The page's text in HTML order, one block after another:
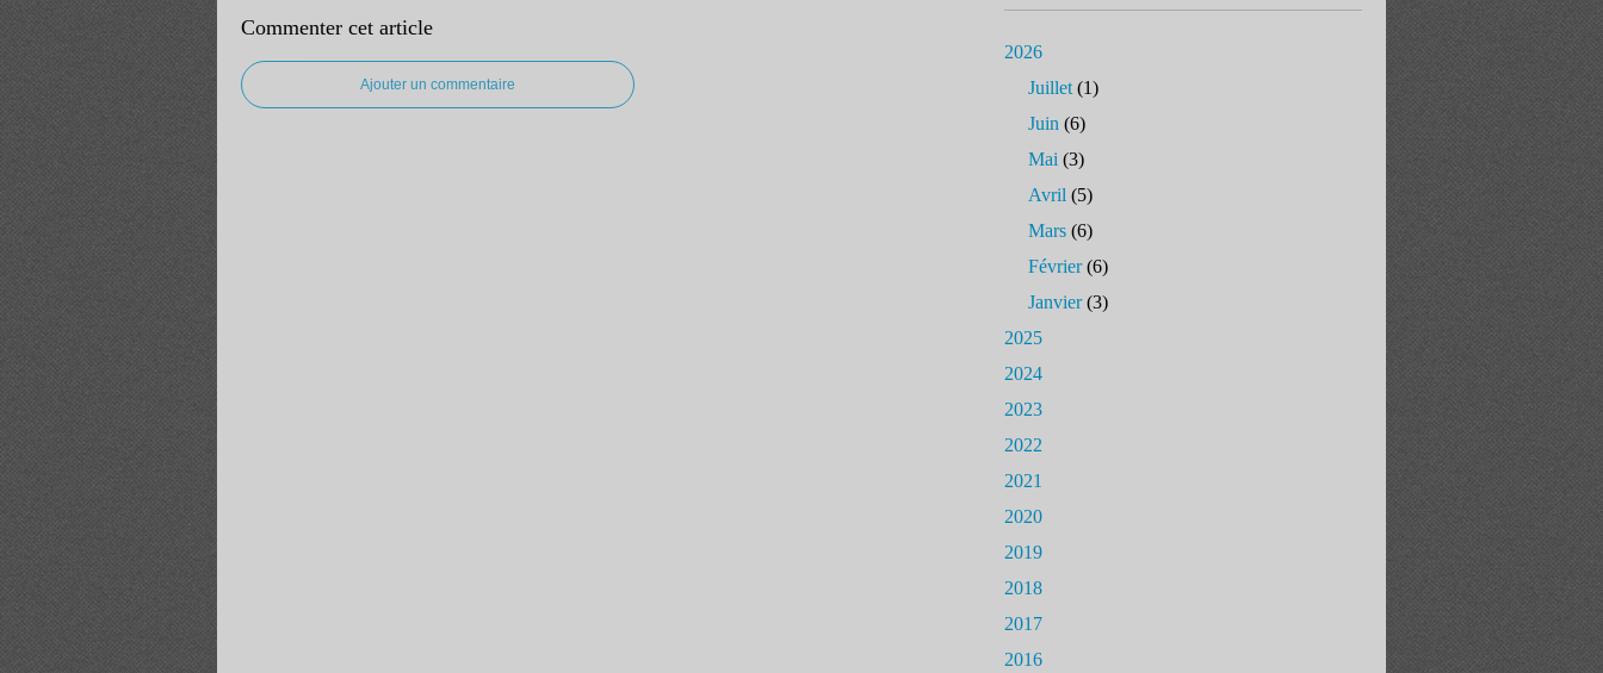
Commenter cet article
Ajouter un commentaire
2026
Juillet (1)
Juin (6)
Mai (3)
Avril (5)
Mars (6)
Février(6)
Janvier(3)
2025
2024
2023
2022
2021
2020
2019
2018
2017
2016